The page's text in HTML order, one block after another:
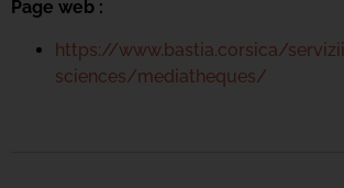
Page web :
https://www.bastia.corsica/
sciences/mediatheques/